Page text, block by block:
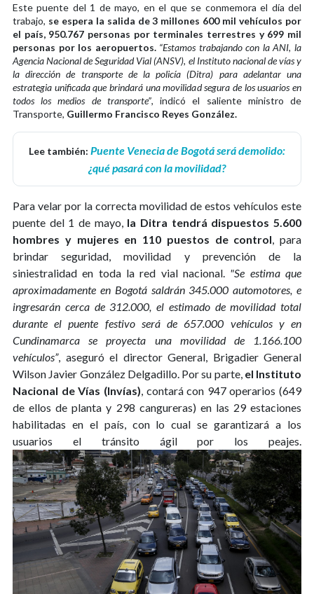
Este puente del 1 de mayo, en el que se conmemora el día del
trabajo, se espera la salida de 3 millones 600 mil vehículos por
el país, 950.767 personas por terminales terrestres y 699 mil
personas por los aeropuertos. “Estamos trabajando con la ANI, la
Agencia Nacional de Seguridad Vial (ANSV), el Instituto nacional de vías y
la dirección de transporte de la policía (Ditra) para adelantar una
estrategia unificada que brindará una movilidad segura de los usuarios en
todos los medios de transporte”, indicó el saliente ministro de
Transporte, Guillermo Francisco Reyes González.
Lee también: Puente Venecia de Bogotá será demolido:
¿qué pasará con la movilidad?
Para velar por la correcta movilidad de estos vehículos este
puente del 1 de mayo, la Ditra tendrá dispuestos 5.600
hombres y mujeres en 110 puestos de control, para
brindar seguridad, movilidad y prevención de la
siniestralidad en toda la red vial nacional. "Se estima que
aproximadamente en Bogotá saldrán 345.000 automotores, e
ingresarán cerca de 312.000, el estimado de movilidad total
durante el puente festivo será de 657.000 vehículos y en
Cundinamarca se proyecta una movilidad de 1.166.100
vehículos”, aseguró el director General, Brigadier General
Wilson Javier González Delgadillo. Por su parte, el Instituto
Nacional de Vías (Invías), contará con 947 operarios (649
de ellos de planta y 298 cangureras) en las 29 estaciones
habilitadas en el país, con lo cual se garantizará a los
usuarios el tránsito ágil por los peajes.